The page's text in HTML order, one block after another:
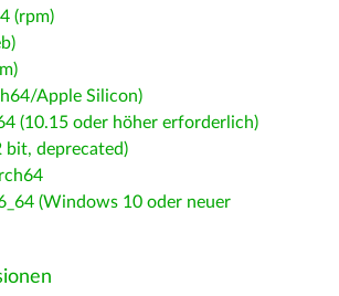
(rpm)
Apple Silicon)
(10.15 oder höher erforderlich)
bit, deprecated)
(Windows 10 oder neuer